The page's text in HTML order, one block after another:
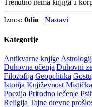
Trenutno nema knjiga u
Iznos: 0din Nastavi
Kategorije
Antikvarne knjige
Duhovna učenja Duhovni
Filozofija Geopolitika
Istorija Književnost
Poezija Prirodno lečenje
Religija Tajne drevne